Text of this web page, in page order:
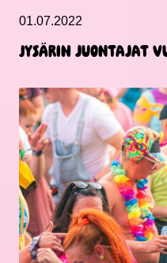
01.07.2022
Jysärin juontajat